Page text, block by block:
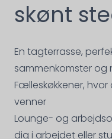
skønt
En tagterrasse,
sammenkomster og
Fælleskøkkener,
venner
Lounge- og
dig i arbejdet eller